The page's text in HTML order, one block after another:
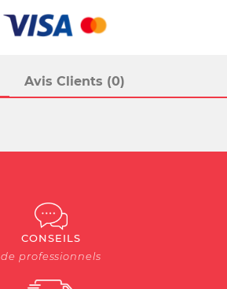
Avis Clients (0)
CONSEILS
de professionnels